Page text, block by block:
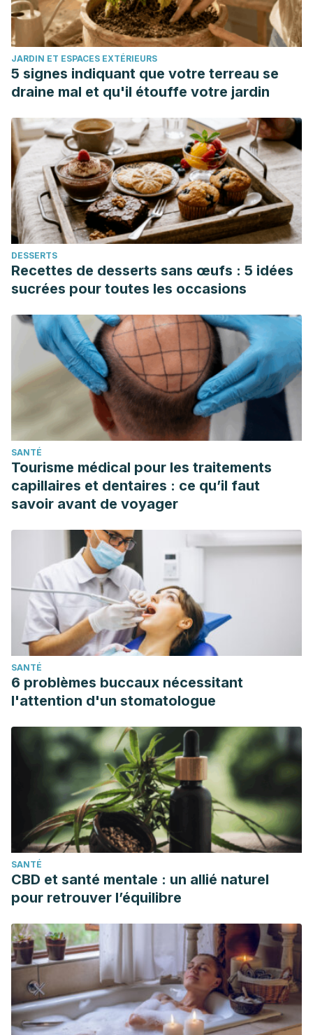
JARDIN ET ESPACES EXTÉRIEURS
5 signes indiquant que votre terreau se
draine mal et qu'il étouffe votre jardin
DESSERTS
Recettes de desserts sans œufs : 5 idées
sucrées pour toutes les occasions
SANTÉ
Tourisme médical pour les traitements
capillaires et dentaires : ce qu’il faut
savoir avant de voyager
SANTÉ
6 problèmes buccaux nécessitant
l'attention d'un stomatologue
SANTÉ
CBD et santé mentale : un allié naturel
pour retrouver l’équilibre